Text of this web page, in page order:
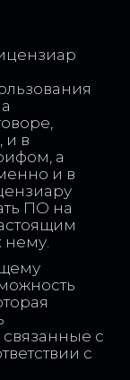
и в
а
и в
ПО на
связанные с
с